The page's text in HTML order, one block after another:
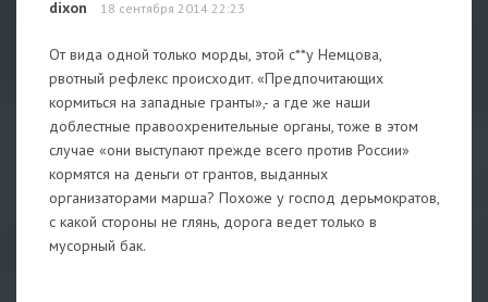
dixon 18 сентября 2014 22:23
От вида одной только морды, этой с**у Немцова,
рвотный рефлекс происходит. «Предпочитающих
кормиться на западные гранты»,- а где же наши
доблестные правоохренительные органы, тоже в этом
случае «они выступают прежде всего против России»
кормятся на деньги от грантов, выданных
организаторами марша? Похоже у господ дерьмократов,
с какой стороны не глянь, дорога ведет только в
мусорный бак.